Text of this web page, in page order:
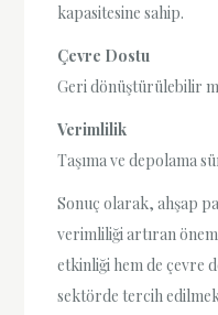
kapasitesine sahip.
Çevre Dostu
Geri dönüştürülebilir
Verimlilik
Taşıma ve depolama
Sonuç olarak, ahşap
verimliliği artıran
etkinliği hem de çevre
sektörde tercih